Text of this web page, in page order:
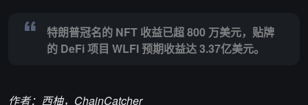
特朗普冠名的 NFT 收益已超 800 万美元，贴牌
的 DeFi 项目 WLFI 预期收益达 3.37亿美元。
作者：西柚，ChainCatcher